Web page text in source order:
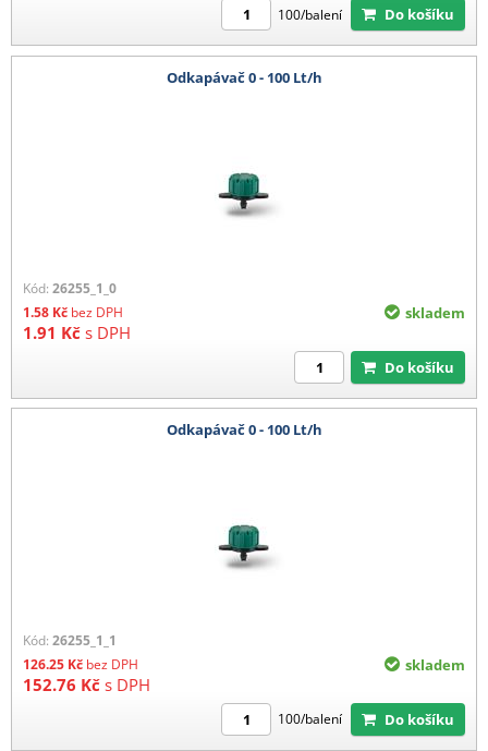
100/balení Do košíku
Odkapávač 0 - 100 Lt/h
Kód: 26255_1_0
1.58 Kč bez DPH
1.91 Kč s DPH
skladem
Do košíku
Odkapávač 0 - 100 Lt/h
Kód: 26255_1_1
126.25 Kč bez DPH
152.76 Kč s DPH
skladem
100/balení Do košíku